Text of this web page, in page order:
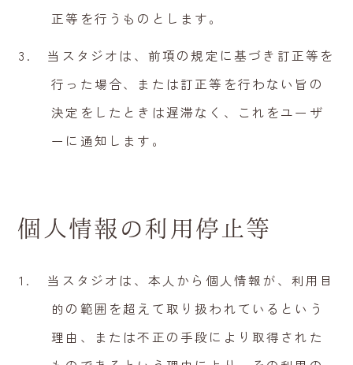
正等を行うものとします。
当スタジオは、前項の規定に基づき訂正等を
行った場合、または訂正等を行わない旨の
決定をしたときは遅滞なく、これをユーザ
ーに通知します。
個人情報の利用停止等
当スタジオは、本人から個人情報が、利用目
的の範囲を超えて取り扱われているという
理由、または不正の手段により取得された